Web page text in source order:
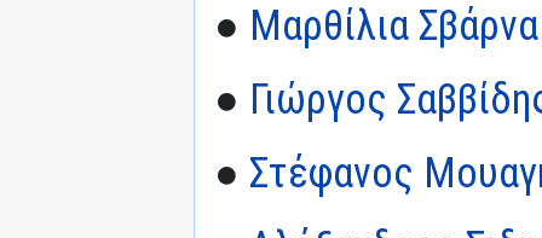
● Μαρθίλια Σβάρνα
● Γιώργος
● Στέφανος